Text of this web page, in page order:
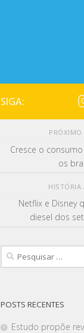
SIGA:
Cresce o
os
HISTÓRIA
Netflix e Disney
diesel dos
POSTS RECENTES
Estudo propõe